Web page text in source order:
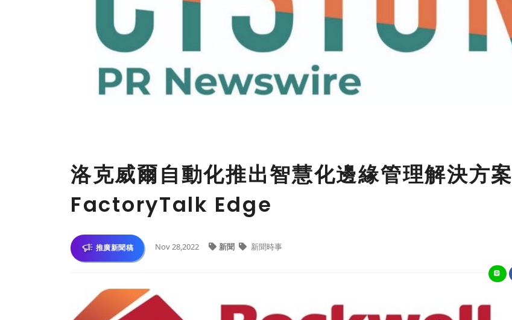
洛克威爾自動化推出智慧化邊緣管理解決方案
FactoryTalk Edge
推廣新聞稿 Nov 28,2022 新聞 新聞時事